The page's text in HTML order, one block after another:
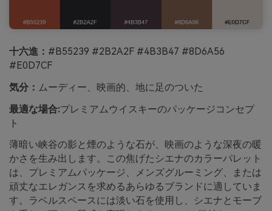
十六進： #B55239 #2B2A2F #4B3B47 #8D6A56
#E0D7CF
気分： ムーディー、映画的、地に足のついた
最適な場合:プレミアムウイスキーのパッケージコンセプ
ト
薄暗い峡谷の影と煙のような石が、映画のような深夜の暖
かさを生み出します。この焦げたシエナのカラーパレット
は、プレミアムパッケージ、メンズグルーミング、または
頑丈なエレガンスを求めるあらゆるブランドに適していま
す。ラベルスペースには淡い石を使用し、シエナとモーブ